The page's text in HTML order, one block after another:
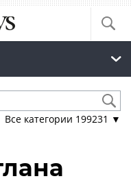
Все категории 199231 ▼